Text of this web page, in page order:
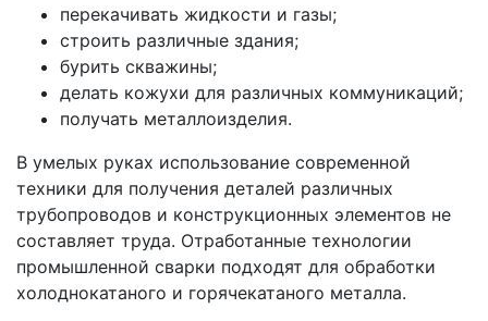
перекачивать жидкости и газы;
строить различные здания;
бурить скважины;
делать кожухи для различных коммуникаций;
получать металлоизделия.
В умелых руках использование современной
техники для получения деталей различных
трубопроводов и конструкционных элементов не
составляет труда. Отработанные технологии
промышленной сварки подходят для обработки
холоднокатаного и горячекатаного металла.